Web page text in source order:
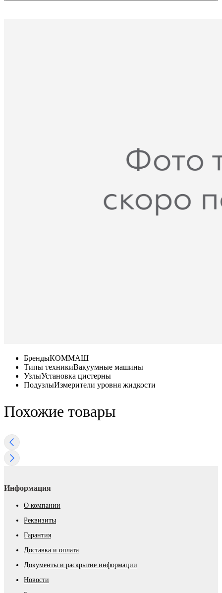
БрендыКОММАШ
Типы техникиВакуумные машины
УзлыУстановка цистерны
ПодузлыИзмерители уровня жидкости
Похожие товары
Информация
О компании
Реквизиты
Гарантия
Доставка и оплата
Документы и раскрытие информации
Новости